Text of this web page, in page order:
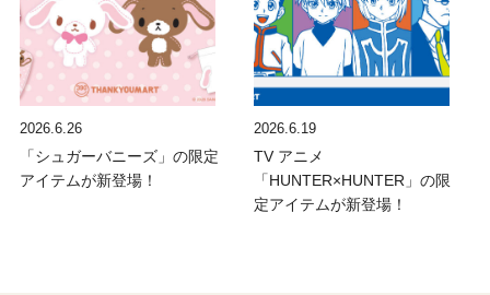
2026.6.26
「シュガーバニーズ」の限定
アイテムが新登場！
2026.6.19
TV アニメ
「HUNTER×HUNTER」の限
定アイテムが新登場！